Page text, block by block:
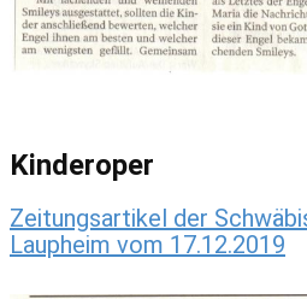
Kinderoper
Zeitungsartikel der
Laupheim vom 17.12.2019